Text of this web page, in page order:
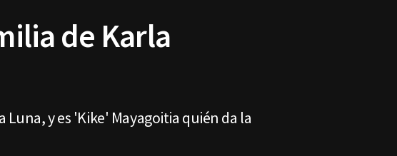
de Karla
y es 'Kike' Mayagoitia quién da la